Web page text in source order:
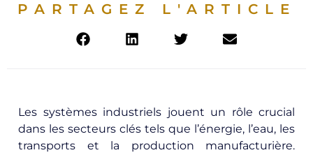
PARTAGEZ L'ARTICLE
Les systèmes industriels jouent un rôle crucial
dans les secteurs clés tels que l’énergie, l’eau, les
transports et la production manufacturière.